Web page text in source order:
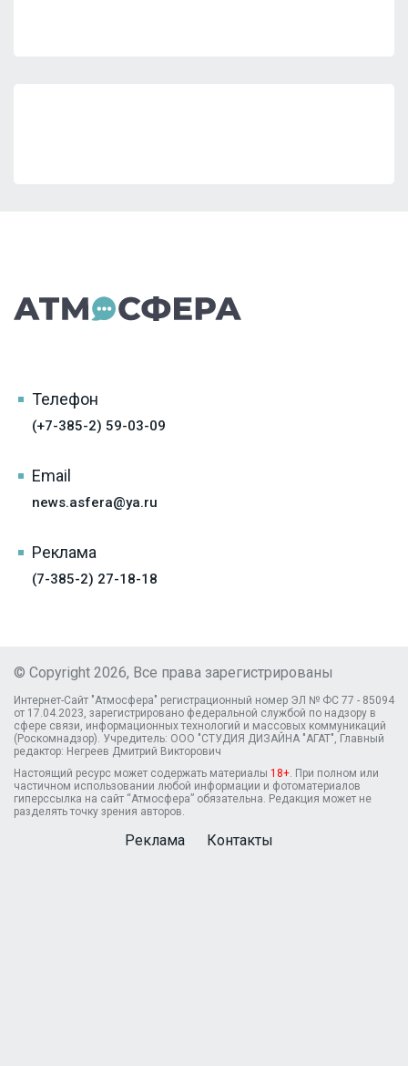
Телефон
(+7-385-2) 59-03-09
Email
news.asfera@ya.ru
Реклама
(7-385-2) 27-18-18
© Copyright 2026, Все права зарегистрированы
Интернет-Сайт "Атмосфера" регистрационный номер ЭЛ № ФС 77 - 85094
от 17.04.2023, зарегистрировано федеральной службой по надзору в
сфере связи, информационных технологий и массовых коммуникаций
(Роскомнадзор). Учредитель: ООО "СТУДИЯ ДИЗАЙНА "АГАТ", Главный
редактор: Негреев Дмитрий Викторович
Настоящий ресурс может содержать материалы 18+. При полном или
частичном использовании любой информации и фотоматериалов
гиперссылка на сайт “Атмосфера” обязательна. Редакция может не
разделять точку зрения авторов.
Реклама Контакты